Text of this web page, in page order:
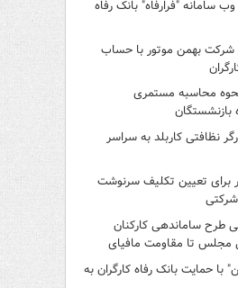
سامانه "فرارفاه" بانک رفاه
بهمن موتور با حساب
نحوه محاسبه مستمری
نظافتی کاربلد به سراسر
برای تعیین تکلیف سرنوشت
طرح ساماندهی کارکنان
مجلس تا مقاومت مافیای
با حمایت بانک رفاه کارگران به